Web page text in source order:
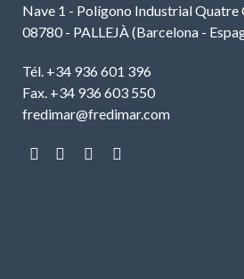
Nave 1 - Polígono Industrial Quatre
08780 - PALLEJÀ (Barcelona -
Tél. +34 936 601 396
Fax. +34 936 603 550
fredimar@fredimar.com